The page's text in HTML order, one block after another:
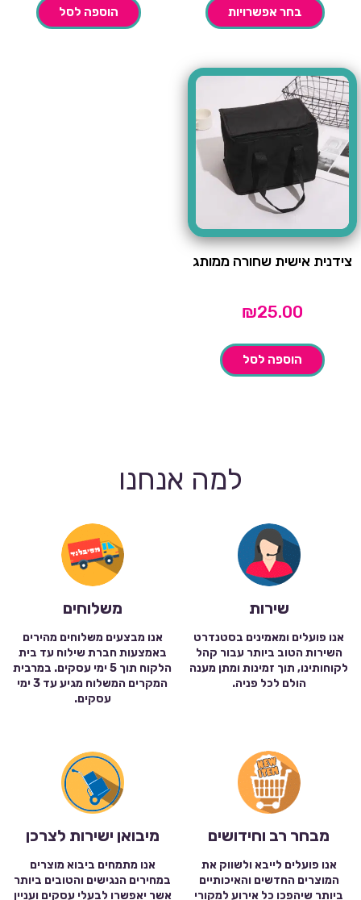
בחר אפשרויות הוספה לסל
צידנית אישית שחורה ממותג
₪25.00
הוספה לסל
למה אנחנו
שירות
אנו פועלים ומאמינים בסטנדרט
השירות הטוב ביותר עבור קהל
לקוחותינו, תוך זמינות ומתן מענה
הולם לכל פניה.
משלוחים
אנו מבצעים משלוחים מהירים
באמצעות חברת שילוח עד בית
הלקוח תוך 5 ימי עסקים. במרבית
המקרים המשלוח מגיע עד 3 ימי
עסקים.
מבחר רב וחידושים
אנו פועלים לייבא ולשווק את
המוצרים החדשים והאיכותיים
ביותר שיהפכו כל אירוע למקורי
מיבואן ישירות לצרכן
אנו מתמחים ביבוא מוצרים
במחירים הנגישים והטובים ביותר
אשר יאפשרו לבעלי עסקים ועניין